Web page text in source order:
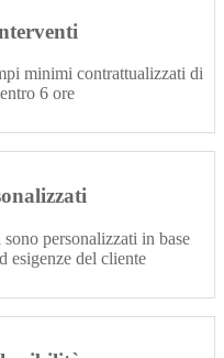
minimi contrattualizzati di
6 ore
personalizzati in base
esigenze del cliente